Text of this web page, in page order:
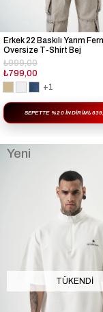
Erkek 22 Baskılı Yarım
Oversize T-Shirt Bej
₺799,00
₺999,00
+1
SEPETTE %20 İNDIRIM
TÜKENDI
Yeni